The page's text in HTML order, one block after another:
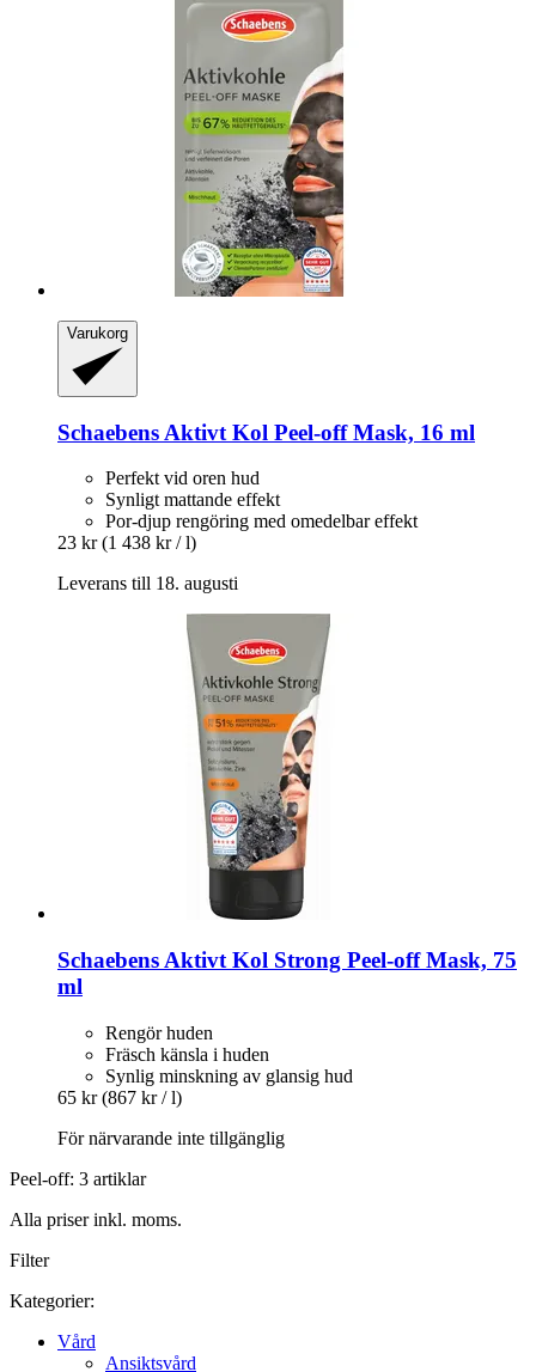
Varukorg
Schaebens Aktivt Kol Peel-​off Mask, 16 ml
Perfekt vid oren hud
Synligt mattande effekt
Por-djup rengöring med omedelbar effekt
23 kr (1 438 kr / l)
Leverans till 18. augusti
Schaebens Aktivt Kol Strong Peel-​off Mask, 75
ml
Rengör huden
Fräsch känsla i huden
Synlig minskning av glansig hud
65 kr (867 kr / l)
För närvarande inte tillgänglig
Peel-off: 3 artiklar
Alla priser inkl. moms.
Filter
Kategorier:
Vård
Ansiktsvård